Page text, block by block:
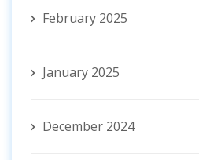
February 2025
January 2025
December 2024